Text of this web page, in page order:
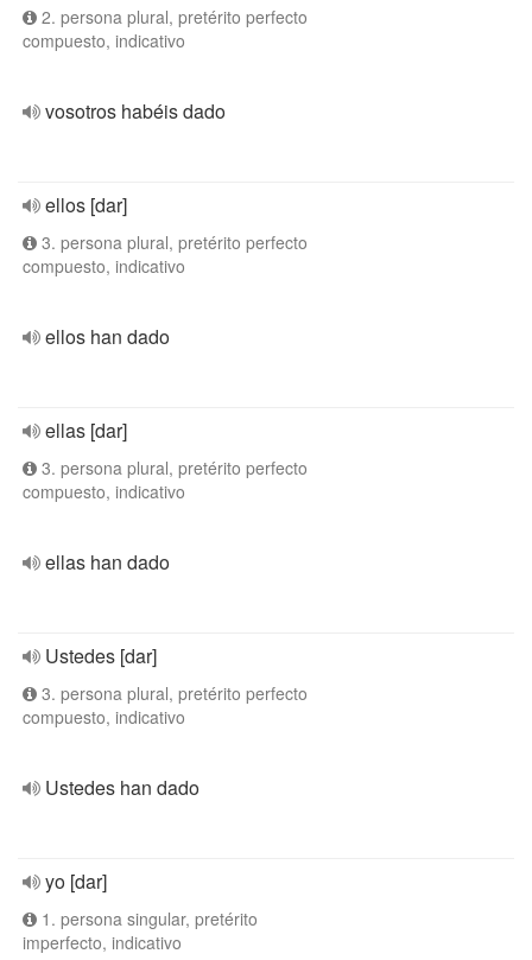
2. persona plural, pretérito perfecto
compuesto, indicativo
vosotros habéis dado
ellos [dar]
3. persona plural, pretérito perfecto
compuesto, indicativo
ellos han dado
ellas [dar]
3. persona plural, pretérito perfecto
compuesto, indicativo
ellas han dado
Ustedes [dar]
3. persona plural, pretérito perfecto
compuesto, indicativo
Ustedes han dado
yo [dar]
1. persona singular, pretérito
imperfecto, indicativo